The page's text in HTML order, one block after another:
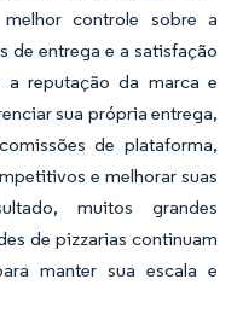
controle sobre a
de entrega e a satisfação
reputação da marca e
sua própria entrega,
de plataforma,
e melhorar suas
muitos grandes
de pizzarias continuam
manter sua escala e